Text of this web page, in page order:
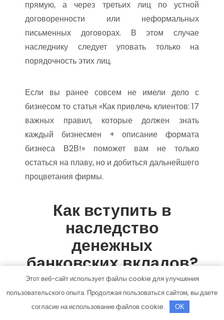
прямую, а через третьих лиц по устной
договоренности или неформальных
письменных договорах. В этом случае
наследнику следует уповать только на
порядочность этих лиц.
Если вы ранее совсем не имели дело с
бизнесом то статья «Как привлечь клиентов: 17
важных правил, которые должен знать
каждый бизнесмен + описание формата
бизнеса В2В!» поможет вам не только
остаться на плаву, но и добиться дальнейшего
процветания фирмы.
Как вступить в
наследство
денежных
банковских вкладов?
Если усопший имел банковский счет с крупной
суммой денег, то ее также можно
унаследовать в общем порядке: по
Этот веб-сайт использует файлы cookie для улучшения
пользовательского опыта. Продолжая пользоваться сайтом, вы даете
согласие на использование файлов cookie.
OK